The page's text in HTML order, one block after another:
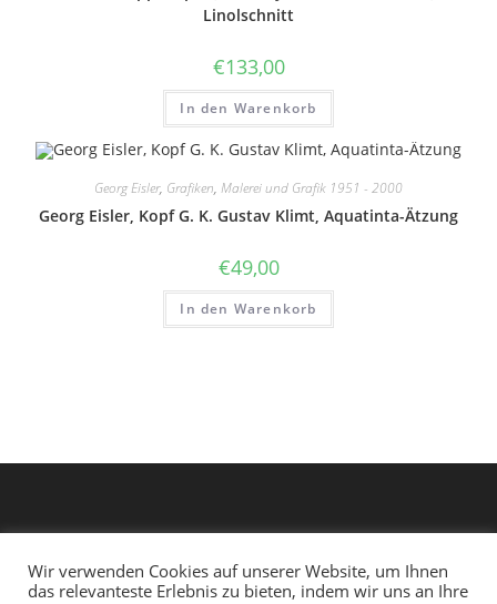
Linolschnitt
€133,00
In den Warenkorb
Georg Eisler, Grafiken, Malerei und Grafik 1951 - 2000
Georg Eisler, Kopf G. K. Gustav Klimt, Aquatinta-Ätzung
€49,00
In den Warenkorb
Wir verwenden Cookies auf unserer Website, um Ihnen
das relevanteste Erlebnis zu bieten, indem wir uns an Ihre